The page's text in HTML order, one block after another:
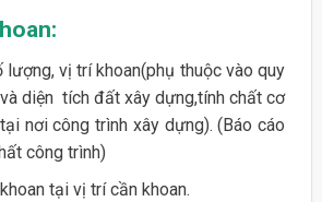
lượng, vị trí khoan(phụ thuộc vào quy
diện tích đất xây dựng,tính chất cơ
nơi công trình xây dựng). (Báo cáo
công trình)
tại vị trí cần khoan.